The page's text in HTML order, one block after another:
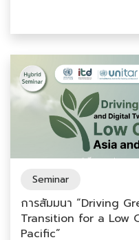
Seminar
การสัมมนา “Driving
Transition for a Low
Pacific”